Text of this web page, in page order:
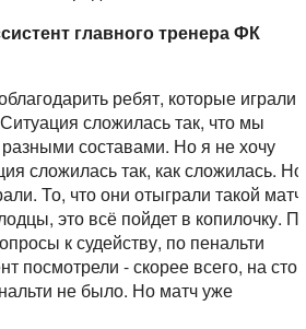
главного тренера ФК
ребят, которые играли
сложилась так, что мы
составами. Но я не хочу
сложилась так, как сложилась. Но
То, что они отыграли такой матч
это всё пойдет в копилочку.
к судейству, по пенальти
посмотрели - скорее всего, на сто
не было. Но матч уже